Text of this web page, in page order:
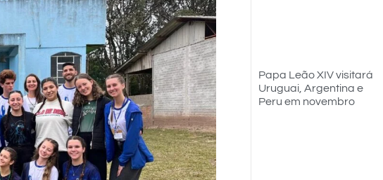
Papa Leão XIV visitará
Uruguai, Argentina e
Peru em novembro